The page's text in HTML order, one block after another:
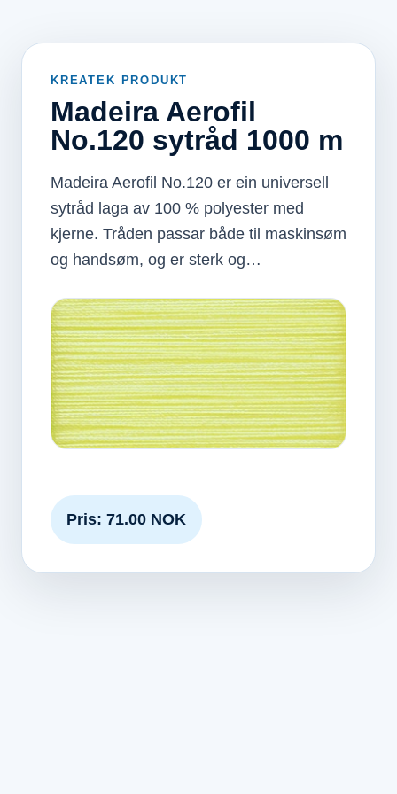
KREATEK PRODUKT
Madeira Aerofil
No.120 sytråd 1000 m
Madeira Aerofil No.120 er ein universell
sytråd laga av 100 % polyester med
kjerne. Tråden passar både til maskinsøm
og handsøm, og er sterk og…
Pris: 71.00 NOK